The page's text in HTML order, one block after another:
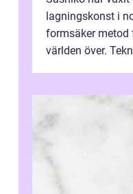
lagningskonst i
formsäker
världen över.